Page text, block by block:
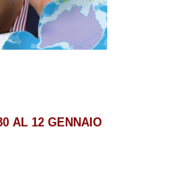
AL 12 GENNAIO